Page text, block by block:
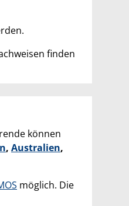
finden
können
, Australien,
möglich. Die